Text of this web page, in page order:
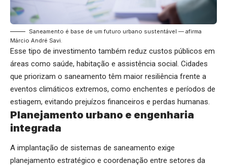
Saneamento é base de um futuro urbano sustentável — afirma
Márcio André Savi.
Esse tipo de investimento também reduz custos públicos em
áreas como saúde, habitação e assistência social. Cidades
que priorizam o saneamento têm maior resiliência frente a
eventos climáticos extremos, como enchentes e períodos de
estiagem, evitando prejuízos financeiros e perdas humanas.
Planejamento urbano e engenharia
integrada
A implantação de sistemas de saneamento exige
planejamento estratégico e coordenação entre setores da